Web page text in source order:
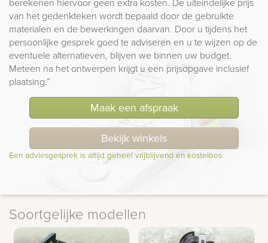
van het gedenkteken wordt bepaald door de gebruikte
materialen en de bewerkingen daarvan. Door u tijdens het
persoonlijke gesprek goed te adviseren en u te wijzen op de
eventuele alternatieven, blijven we binnen uw budget.
Meteen na het ontwerpen krijgt u een prijsopgave inclusief
plaatsing.”
Maak een afspraak
Bekijk winkels
Een adviesgesprek is altijd geheel vrijblijvend en kosteloos
Soortgelijke modellen